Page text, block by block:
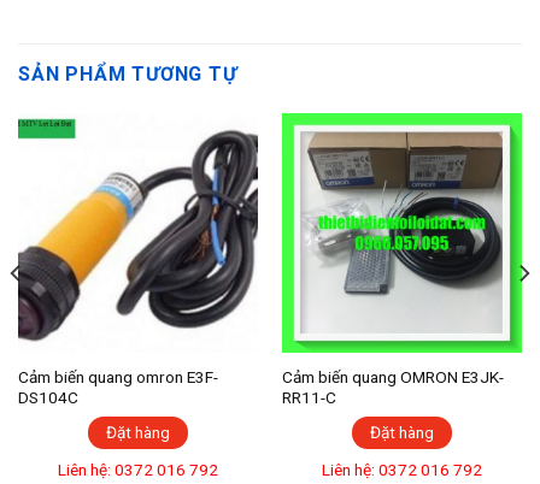
SẢN PHẨM TƯƠNG TỰ
Cảm biến quang omron E3F-
DS104C
Đặt hàng
Liên hệ: 0372 016 792
Cảm biến quang OMRON E3JK-
RR11-C
Đặt hàng
Liên hệ: 0372 016 792